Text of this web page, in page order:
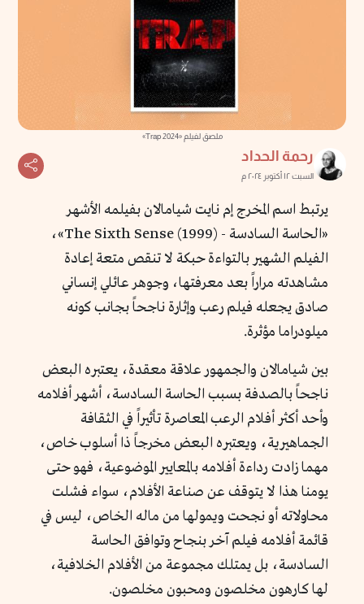
ملصق لفيلم «Trap 2024»
رحمة الحداد
السبت ١٢ أكتوبر ٢٠٢٤ م
يرتبط اسم المخرج إم نايت شيامالان بفيلمه الأشهر
«الحاسة السادسة - The Sixth Sense (1999)»،
الفيلم الشهير بالتواءة حبكة لا تنقص متعة إعادة
مشاهدته مراراً بعد معرفتها، وجوهر عائلي إنساني
صادق يجعله فيلم رعب وإثارة ناجحاً بجانب كونه
ميلودراما مؤثرة.
بين شيامالان والجمهور علاقة معقدة، يعتبره البعض
ناجحاً بالصدفة بسبب الحاسة السادسة، أشهر أفلامه
وأحد أكثر أفلام الرعب المعاصرة تأثيراً في الثقافة
الجماهيرية، ويعتبره البعض مخرجاً ذا أسلوب خاص،
مهما زادت رداءة أفلامه بالمعايير الموضوعية، فهو حتى
يومنا هذا لا يتوقف عن صناعة الأفلام، سواء فشلت
محاولاته أو نجحت ويمولها من ماله الخاص، ليس في
قائمة أفلامه فيلم آخر بنجاح وتوافق الحاسة
السادسة، بل يمتلك مجموعة من الأفلام الخلافية،
لها كارهون مخلصون ومحبون مخلصون.